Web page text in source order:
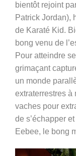
bientôt rejoint
Patrick Jordan),
de Karaté Kid.
bong venu de
Pour atteindre
grimaçant
un monde
extraterrestres à
vaches pour
de s’échapper
Eebee, le bong